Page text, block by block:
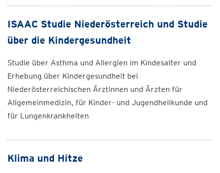
ISAAC Studie Niederösterreich und Studie
über die Kindergesundheit
Studie über Asthma und Allergien im Kindesalter und
Erhebung über Kindergesundheit bei
Niederösterreichischen Ärztinnen und Ärzten für
Allgemeinmedizin, für Kinder- und Jugendheilkunde und
für Lungenkrankheiten
Klima und Hitze